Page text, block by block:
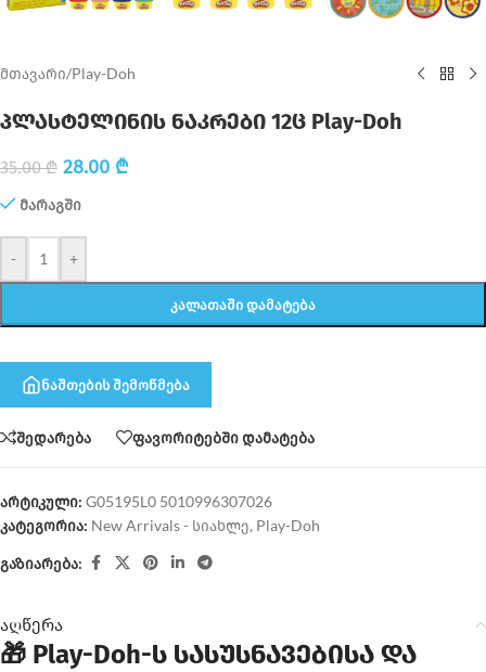
მთავარი/Play-Doh
პლასტელინის ნაკრები 12ც Play-Doh
35.00₾ 28.00 ₾
მარაგში
- +
ᲙᲐᲚᲐᲗᲐᲨᲘ ᲓᲐᲛᲐᲢᲔᲑᲐ
ნაშთების შემოწმება
შედარება ფავორიტებში დამატება
არტიკული: G05195L0 5010996307026
კატეგორია: New Arrivals - სიახლე, Play-Doh
გაზიარება:
აღწერა
🎁 Play-Doh-ს სასუსნავებისა და